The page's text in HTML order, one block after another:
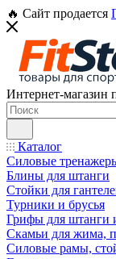
🔥 Сайт продается
Интернет-магазин
Каталог
Силовые
Блины для штанги
Стойки для
Турники и брусья
Грифы для штанги
Скамьи для жима,
Силовые рамы,